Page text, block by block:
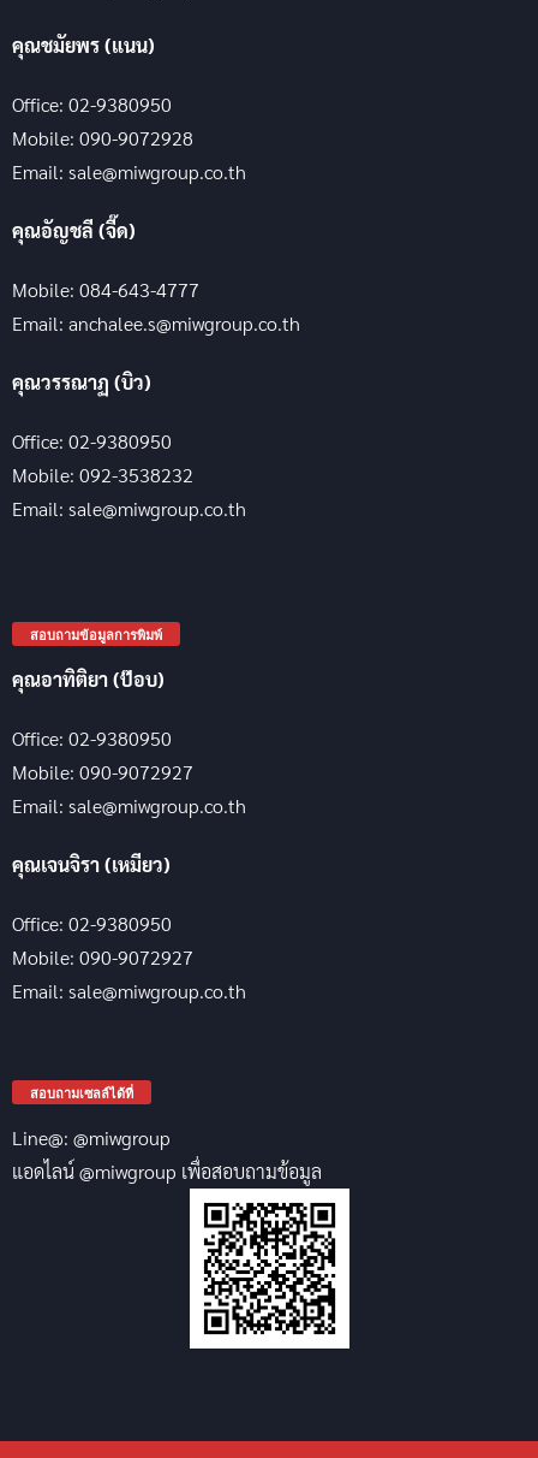
คุณชมัยพร (แนน)
Office: 02-9380950
Mobile: 090-9072928
Email: sale@miwgroup.co.th
คุณอัญชลี (จี๊ด)
Mobile: 084-643-4777
Email: anchalee.s@miwgroup.co.th
คุณวรรณาฏ (บิว)
Office: 02-9380950
Mobile: 092-3538232
Email: sale@miwgroup.co.th
สอบถามข้อมูลการพิมพ์
คุณอาทิติยา (ป๊อบ)
Office: 02-9380950
Mobile: 090-9072927
Email: sale@miwgroup.co.th
คุณเจนจิรา (เหมียว)
Office: 02-9380950
Mobile: 090-9072927
Email: sale@miwgroup.co.th
สอบถามเซลล์ได้ที่
Line@: @miwgroup
แอดไลน์ @miwgroup เพื่อสอบถามข้อมูล